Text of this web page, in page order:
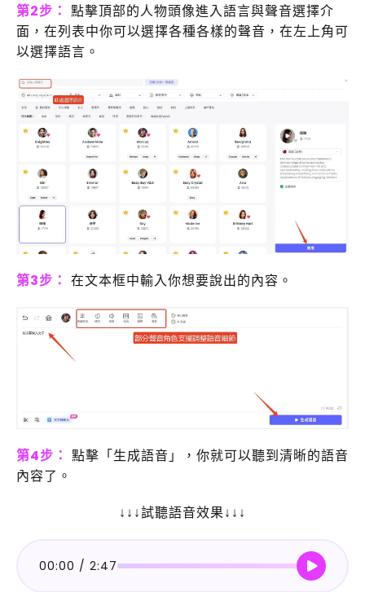
第2步： 點擊頂部的人物頭像進入語言與聲音選擇介
面，在列表中你可以選擇各種各樣的聲音，在左上角可
以選擇語言。
第3步： 在文本框中輸入你想要說出的內容。
第4步： 點擊「生成語音」，你就可以聽到清晰的語音
內容了。
↓↓↓試聽語音效果↓↓↓
00:00 / 2:47